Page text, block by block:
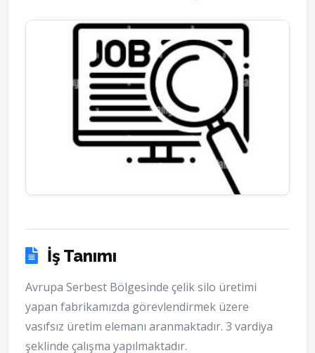
İş Tanımı
Avrupa Serbest Bölgesinde çelik silo üretimi
yapan fabrikamızda görevlendirmek üzere
vasıfsız üretim elemanı aranmaktadır. 3 vardiya
şeklinde çalışma yapılmaktadır.